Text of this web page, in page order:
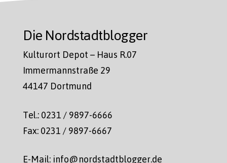
Die Nordstadtblogger
Kulturort Depot – Haus R.07
Immermannstraße 29
44147 Dortmund
Tel.: 0231 / 9897-6666
Fax: 0231 / 9897-6667
E-Mail: info@nordstadtblogger.de